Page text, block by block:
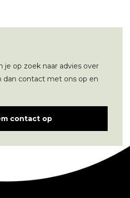
je op zoek naar advies over
dan contact met ons op en
contact op